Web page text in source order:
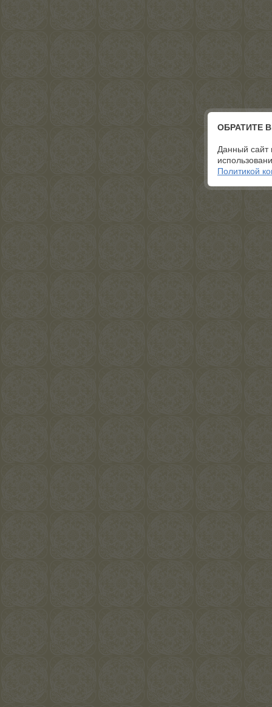
ОБРАТИТЕ
Данный сайт
Политикой